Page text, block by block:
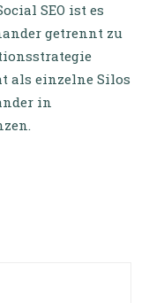
SEO ist es
getrennt zu
als einzelne Silos
in